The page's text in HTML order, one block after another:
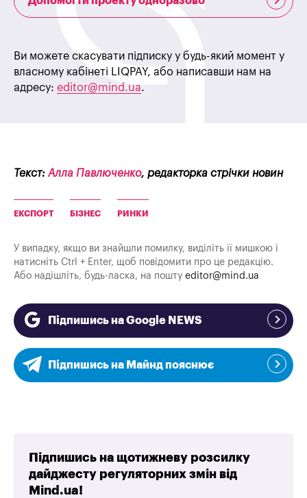
Ви можете скасувати підписку у будь-який момент у
власному кабінеті LIQPAY, або написавши нам на
адресу: editor@mind.ua.
Текст:Алла Павлюченко, редакторка стрічки новин
ЕКСПОРТ БІЗНЕС РИНКИ
У випадку, якщо ви знайшли помилку, виділіть її мишкою і
натисніть Ctrl + Enter, щоб повідомити про це редакцію.
Або надішліть, будь-ласка, на пошту editor@mind.ua
Підпишись на Google NEWS
Підпишись на Майнд пояснює
Підпишись на щотижневу розсилку
дайджесту регуляторних змін від
Mind.ua!